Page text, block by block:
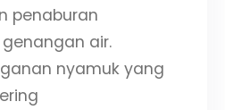
penaburan
air.
nyamuk yang